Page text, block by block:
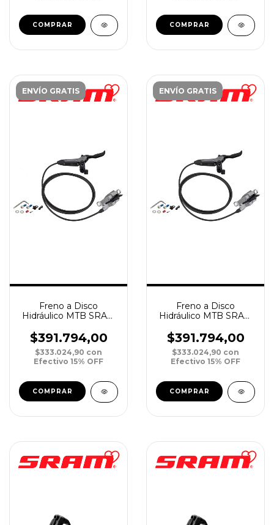
ENVÍO GRATIS
Freno a Disco
Hidráulico MTB SRAM
4-Piston Tras/Der
2000mm
$391.794,00
$333.024,90 con
Efectivo 15% OFF
ENVÍO GRATIS
Freno a Disco
Hidráulico MTB SRAM
4-Piston Del/Izq
950mm
$391.794,00
$333.024,90 con
Efectivo 15% OFF